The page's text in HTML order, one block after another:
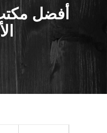
أفضل